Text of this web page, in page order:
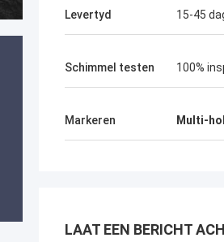
RnD wordt gewaardeerd,
Levertyd 15-45
Schimmel testen 100%
Markeren Multi-
LAAT EEN BERICHT